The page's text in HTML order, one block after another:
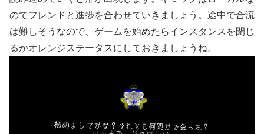
のでフレンドと進捗を合わせていきましょう。途中で合流
は難しそうなので、ゲームを始めたらインスタンスを閉じ
るかオレンジステータスにしておきましょうね。